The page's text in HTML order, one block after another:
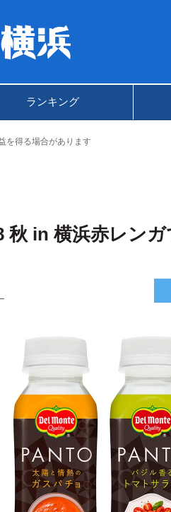
ランキング
を得る場合があります
秋 in 横浜赤レン